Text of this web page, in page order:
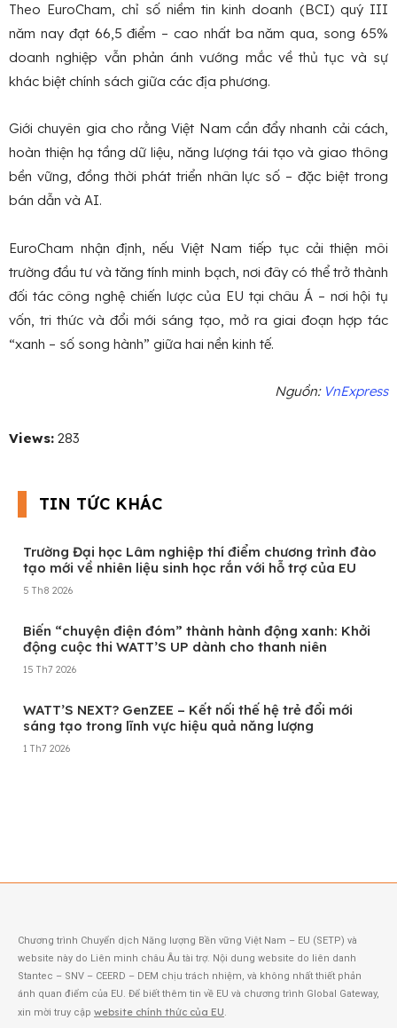
Theo EuroCham, chỉ số niềm tin kinh doanh (BCI) quý III
năm nay đạt 66,5 điểm – cao nhất ba năm qua, song 65%
doanh nghiệp vẫn phản ánh vướng mắc về thủ tục và sự
khác biệt chính sách giữa các địa phương.
Giới chuyên gia cho rằng Việt Nam cần đẩy nhanh cải cách,
hoàn thiện hạ tầng dữ liệu, năng lượng tái tạo và giao thông
bền vững, đồng thời phát triển nhân lực số – đặc biệt trong
bán dẫn và AI.
EuroCham nhận định, nếu Việt Nam tiếp tục cải thiện môi
trường đầu tư và tăng tính minh bạch, nơi đây có thể trở thành
đối tác công nghệ chiến lược của EU tại châu Á – nơi hội tụ
vốn, tri thức và đổi mới sáng tạo, mở ra giai đoạn hợp tác
“xanh – số song hành” giữa hai nền kinh tế.
Nguồn: VnExpress
Views: 283
TIN TỨC KHÁC
Trường Đại học Lâm nghiệp thí điểm chương trình đào
tạo mới về nhiên liệu sinh học rắn với hỗ trợ của EU
5 Th8 2026
Biến “chuyện điện đóm” thành hành động xanh: Khởi
động cuộc thi WATT’S UP dành cho thanh niên
15 Th7 2026
WATT’S NEXT? GenZEE – Kết nối thế hệ trẻ đổi mới
sáng tạo trong lĩnh vực hiệu quả năng lượng
1 Th7 2026
Chương trình Chuyển dịch Năng lượng Bền vững Việt Nam – EU (SETP) và
website này do Liên minh châu Âu tài trợ. Nội dung website do liên danh
Stantec – SNV – CEERD – DEM chịu trách nhiệm, và không nhất thiết phản
ánh quan điểm của EU. Để biết thêm tin về EU và chương trình Global Gateway,
xin mời truy cập website chính thức của EU.